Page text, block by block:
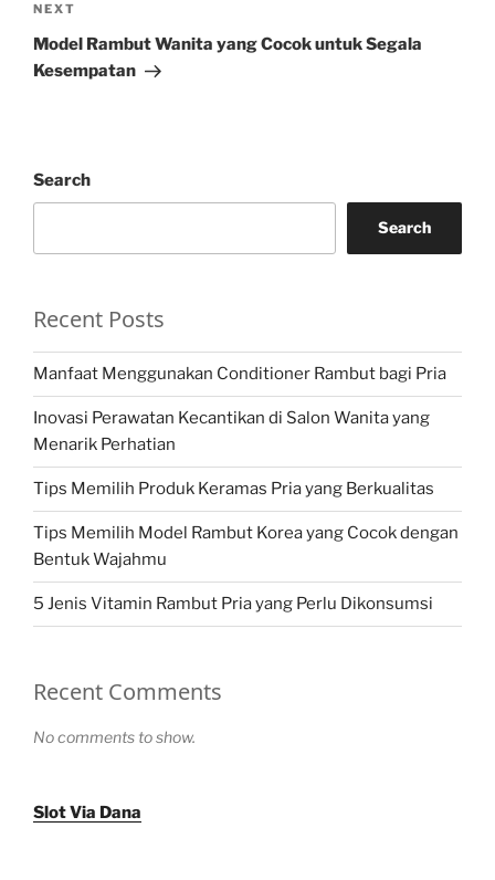
Next
Post
NEXT
Model Rambut Wanita yang Cocok untuk Segala
Kesempatan
Search
Search
Recent Posts
Manfaat Menggunakan Conditioner Rambut bagi Pria
Inovasi Perawatan Kecantikan di Salon Wanita yang
Menarik Perhatian
Tips Memilih Produk Keramas Pria yang Berkualitas
Tips Memilih Model Rambut Korea yang Cocok dengan
Bentuk Wajahmu
5 Jenis Vitamin Rambut Pria yang Perlu Dikonsumsi
Recent Comments
No comments to show.
Slot Via Dana